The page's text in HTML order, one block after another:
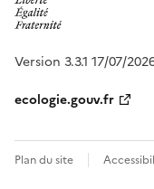
Version 3.3.1 17/07/
ecologie.gouv.fr
Plan du site